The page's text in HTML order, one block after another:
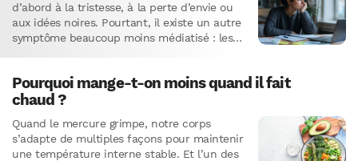
d’abord à la tristesse, à la perte d’envie ou
aux idées noires. Pourtant, il existe un autre
symptôme beaucoup moins médiatisé : les
Pourquoi mange-t-on moins quand il fait
chaud ?
Quand le mercure grimpe, notre corps
s’adapte de multiples façons pour maintenir
une température interne stable. Et l’un des